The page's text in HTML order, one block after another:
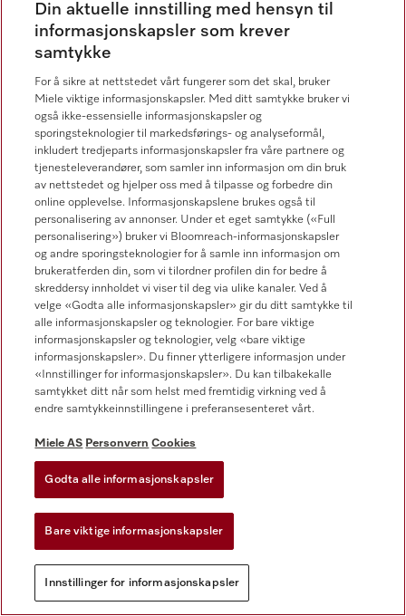
TIL BEGYNNELSEN AV SIDEN
Knowledge Hub
Blog
Produktnyheter
Kampanjer
Eventer og showrom
Nedlastinger
Miele Norge
Miele globalt
Presse
Karriere
Din aktuelle innstilling med hensyn til
informasjonskapsler som krever
samtykke
For å sikre at nettstedet vårt fungerer som det skal, bruker
Miele viktige informasjonskapsler. Med ditt samtykke bruker vi
også ikke-essensielle informasjonskapsler og
sporingsteknologier til markedsførings- og analyseformål,
inkludert tredjeparts informasjonskapsler fra våre partnere og
tjenesteleverandører, som samler inn informasjon om din bruk
av nettstedet og hjelper oss med å tilpasse og forbedre din
online opplevelse. Informasjonskapslene brukes også til
personalisering av annonser. Under et eget samtykke («Full
personalisering») bruker vi Bloomreach-informasjonskapsler
og andre sporingsteknologier for å samle inn informasjon om
brukeratferden din, som vi tilordner profilen din for bedre å
skreddersy innholdet vi viser til deg via ulike kanaler. Ved å
velge «Godta alle informasjonskapsler» gir du ditt samtykke til
alle informasjonskapsler og teknologier. For bare viktige
informasjonskapsler og teknologier, velg «bare viktige
informasjonskapsler». Du finner ytterligere informasjon under
«Innstillinger for informasjonskapsler». Du kan tilbakekalle
samtykket ditt når som helst med fremtidig virkning ved å
endre samtykkeinnstillingene i preferansesenteret vårt.
Miele AS Personvern Cookies
Godta alle informasjonskapsler
Bare viktige informasjonskapsler
Innstillinger for informasjonskapsler